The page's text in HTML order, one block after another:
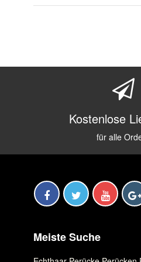
Kostenlose
für alle
Meiste Suche